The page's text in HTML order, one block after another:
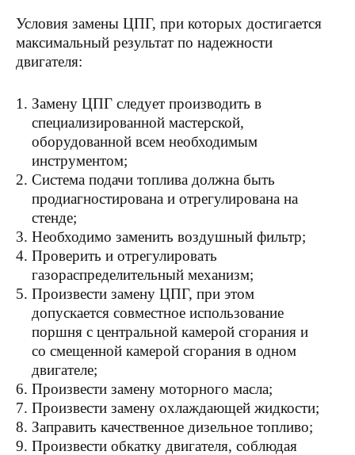
Условия замены ЦПГ, при которых достигается
максимальный результат по надежности
двигателя:
Замену ЦПГ следует производить в
специализированной мастерской,
оборудованной всем необходимым
инструментом;
Система подачи топлива должна быть
продиагностирована и отрегулирована на
стенде;
Необходимо заменить воздушный фильтр;
Проверить и отрегулировать
газораспределительный механизм;
Произвести замену ЦПГ, при этом
допускается совместное использование
поршня с центральной камерой сгорания и
со смещенной камерой сгорания в одном
двигателе;
Произвести замену моторного масла;
Произвести замену охлаждающей жидкости;
Заправить качественное дизельное топливо;
Произвести обкатку двигателя, соблюдая